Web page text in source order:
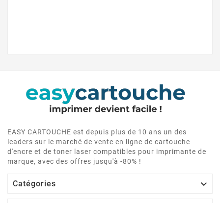
EASY CARTOUCHE est depuis plus de 10 ans un des
leaders sur le marché de vente en ligne de cartouche
d'encre et de toner laser compatibles pour imprimante de
marque, avec des offres jusqu'à -80% !
Catégories 